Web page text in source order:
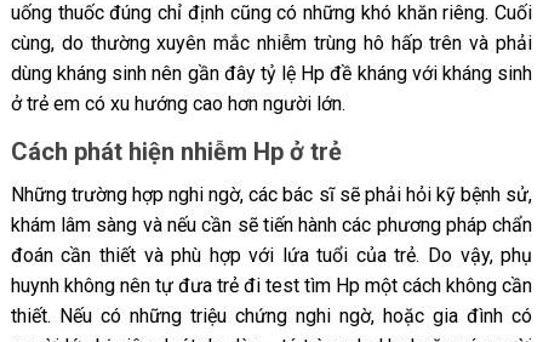
uống thuốc đúng chỉ định cũng có những khó khăn riêng. Cuối
cùng, do thường xuyên mắc nhiễm trùng hô hấp trên và phải
dùng kháng sinh nên gần đây tỷ lệ Hp đề kháng với kháng sinh
ở trẻ em có xu hướng cao hơn người lớn.
Cách phát hiện nhiễm Hp ở trẻ
Những trường hợp nghi ngờ, các bác sĩ sẽ phải hỏi kỹ bệnh sử,
khám lâm sàng và nếu cần sẽ tiến hành các phương pháp chẩn
đoán cần thiết và phù hợp với lứa tuổi của trẻ. Do vậy, phụ
huynh không nên tự đưa trẻ đi test tìm Hp một cách không cần
thiết. Nếu có những triệu chứng nghi ngờ, hoặc gia đình có